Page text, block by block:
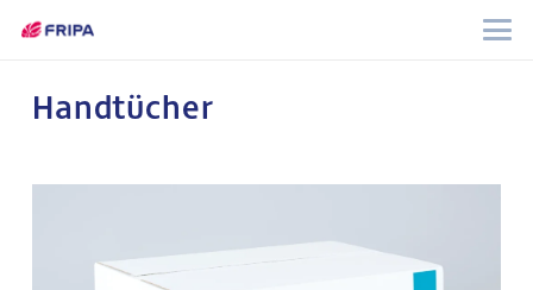
Handtücher